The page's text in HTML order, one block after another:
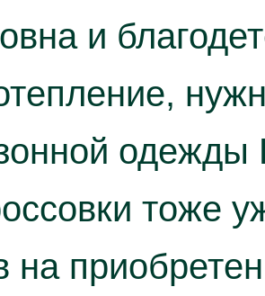
и
одежды
тоже
на